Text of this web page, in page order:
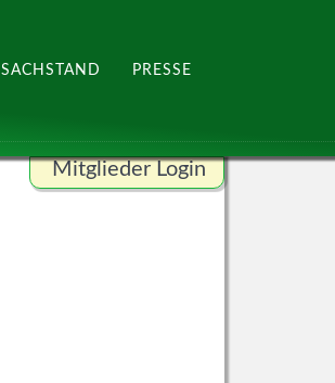
SACHSTAND PRESSE
Mitglieder Login